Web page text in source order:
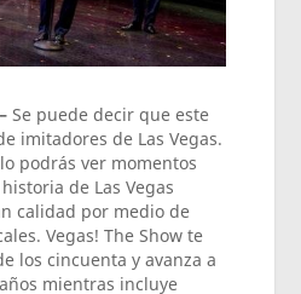
Se puede decir que este
imitadores de Las Vegas.
podrás ver momentos
de Las Vegas
calidad por medio de
Vegas! The Show te
los cincuenta y avanza a
mientras incluye